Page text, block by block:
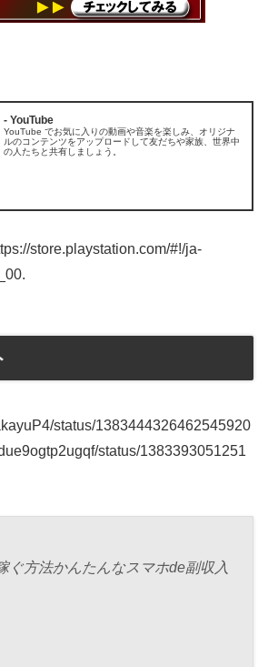
- YouTube
YouTube でお気に入りの動画や音楽を楽しみ、オリジナ
ルのコンテンツをアップロードして友だちや家族、世界中
の人たちと共有しましょう。
store.playstation.com/#!/ja-
status/1383444326462545920
status/1383393051251
ぐ方法かんたんなスマホde副収入